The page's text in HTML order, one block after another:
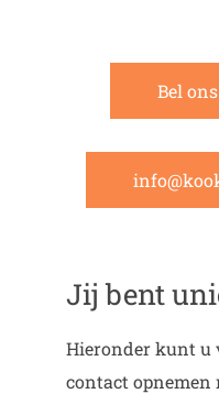
Bel
Jij bent
Hieronder kunt u
contact opnemen